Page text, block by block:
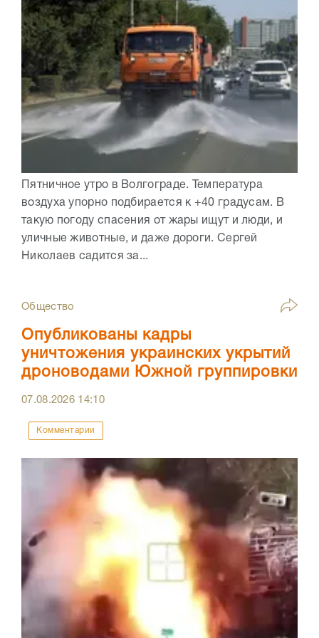
Пятничное утро в Волгограде. Температура
воздуха упорно подбирается к +40 градусам. В
такую погоду спасения от жары ищут и люди, и
уличные животные, и даже дороги. Сергей
Николаев садится за...
Общество
Опубликованы кадры
уничтожения украинских укрытий
дроноводами Южной группировки
07.08.2026 14:10
Комментарии